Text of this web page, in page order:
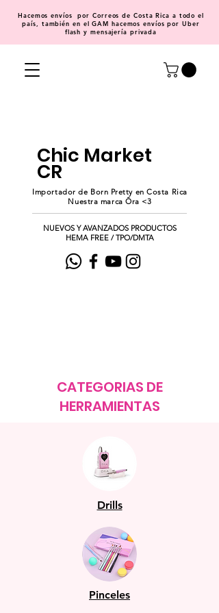
Hacemosenvíos por Correos de Costa Rica a todo el
país, también en el GAM hacemos envíos por Uber
flash y mensajería privada
Chic Market
CR
Importador de Born Pretty en Costa Rica
Nuestra marca Ōra <3
NUEVOS Y AVANZADOS PRODUCTOS
HEMA FREE / TPO/DMTA
CATEGORIAS DE
HERRAMIENTAS
Drills
Pinceles